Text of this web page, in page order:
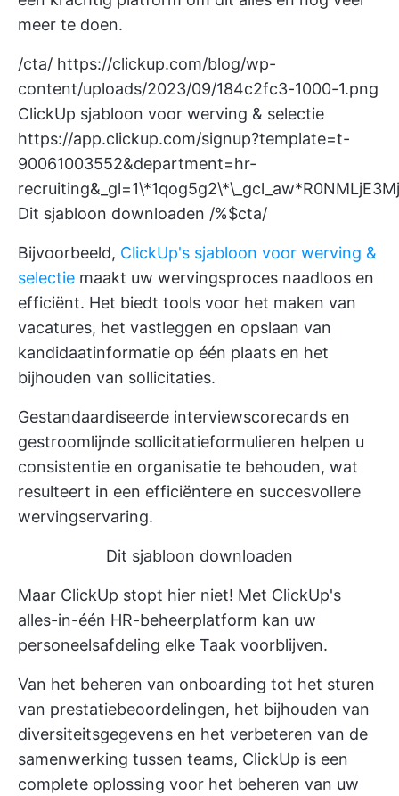
meer te doen.
/cta/ https://clickup.com/blog/wp-
content/uploads/2023/09/184c2fc3-1000-1.png
ClickUp sjabloon voor werving & selectie
https://app.clickup.com/signup?template=t-
90061003552&department=hr-
Dit sjabloon downloaden /%$cta/
Bijvoorbeeld, ClickUp's sjabloon voor werving &
selectie maakt uw wervingsproces naadloos en
efficiënt. Het biedt tools voor het maken van
vacatures, het vastleggen en opslaan van
kandidaatinformatie op één plaats en het
bijhouden van sollicitaties.
Gestandaardiseerde interviewscorecards en
gestroomlijnde sollicitatieformulieren helpen u
consistentie en organisatie te behouden, wat
resulteert in een efficiëntere en succesvollere
wervingservaring.
Dit sjabloon downloaden
Maar ClickUp stopt hier niet! Met ClickUp's
alles-in-één HR-beheerplatform kan uw
personeelsafdeling elke Taak voorblijven.
Van het beheren van onboarding tot het sturen
van prestatiebeoordelingen, het bijhouden van
diversiteitsgegevens en het verbeteren van de
samenwerking tussen teams, ClickUp is een
complete oplossing voor het beheren van uw